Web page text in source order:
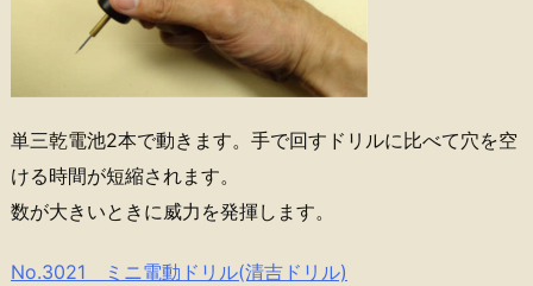
単三乾電池2本で動きます。手で回すドリルに比べて穴を空
ける時間が短縮されます。
数が大きいときに威力を発揮します。
No.3021 ミニ電動ドリル(清吉ドリル)